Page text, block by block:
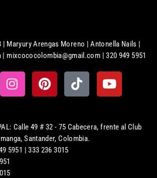
| Maryury Arengas Moreno | Antonella Nails |
mixcococolombia@gmail.com | 320 949 5951
Calle 49 # 32 - 75 Cabecera, frente al Club
Santander, Colombia.
5951 | 333 236 3015